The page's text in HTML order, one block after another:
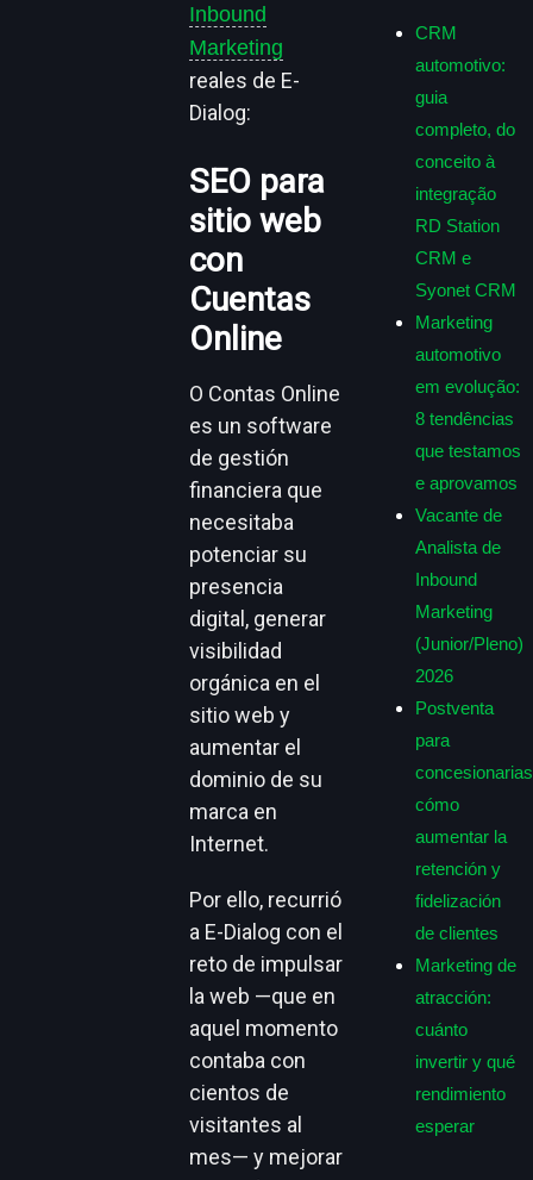
Inbound
Marketing
reales de E-
Dialog:
SEO para
sitio web
con
Cuentas
Online
O Contas Online
es un software
de gestión
financiera que
necesitaba
potenciar su
presencia
digital, generar
visibilidad
orgánica en el
sitio web y
aumentar el
dominio de su
marca en
Internet.
Por ello, recurrió
a E-Dialog con el
reto de impulsar
la web —que en
aquel momento
contaba con
cientos de
visitantes al
mes— y mejorar
CRM
automotivo:
guia
completo, do
conceito à
integração
RD Station
CRM e
Syonet CRM
Marketing
automotivo
em evolução:
8 tendências
que testamos
e aprovamos
Vacante de
Analista de
Inbound
Marketing
(Junior/Pleno)
2026
Postventa
para
cómo
aumentar la
retención y
fidelización
de clientes
Marketing de
atracción:
cuánto
invertir y qué
rendimiento
esperar